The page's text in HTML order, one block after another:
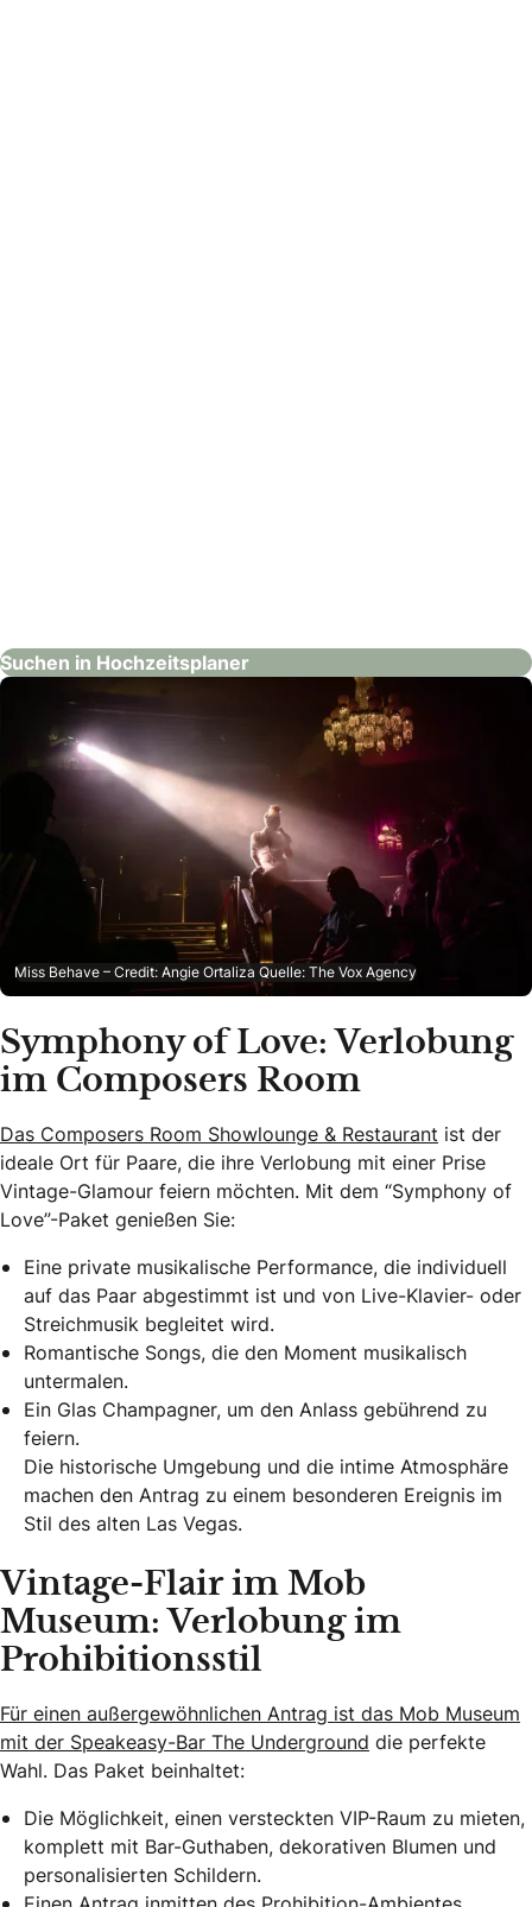
Suchen in Hochzeitsplaner
Miss Behave – Credit: Angie Ortaliza Quelle: The Vox Agency
Symphony of Love: Verlobung
im Composers Room
Das Composers Room Showlounge & Restaurant ist der
ideale Ort für Paare, die ihre Verlobung mit einer Prise
Vintage-Glamour feiern möchten. Mit dem “Symphony of
Love”-Paket genießen Sie:
Eine private musikalische Performance, die individuell
auf das Paar abgestimmt ist und von Live-Klavier- oder
Streichmusik begleitet wird.
Romantische Songs, die den Moment musikalisch
untermalen.
Ein Glas Champagner, um den Anlass gebührend zu
feiern.
Die historische Umgebung und die intime Atmosphäre
machen den Antrag zu einem besonderen Ereignis im
Stil des alten Las Vegas.
Vintage-Flair im Mob
Museum: Verlobung im
Prohibitionsstil
Für einen außergewöhnlichen Antrag ist das Mob Museum
mit der Speakeasy-Bar The Underground die perfekte
Wahl. Das Paket beinhaltet:
Die Möglichkeit, einen versteckten VIP-Raum zu mieten,
komplett mit Bar-Guthaben, dekorativen Blumen und
personalisierten Schildern.